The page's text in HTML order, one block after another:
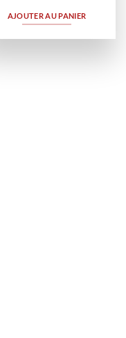
AJOUTER AU PANIER